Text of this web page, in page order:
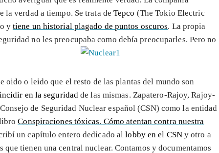
la verdad a tiempo. Se trata deTepco (The Tokio Electric
y tiene un historial plagado de puntos oscuros. La propia
no les preocupaba como debía preocuparles. Pero no
oido o leido que el resto de las plantas del mundo son
en la seguridadde las mismas. Zapatero-Rajoy, Rajoy-
de Seguridad Nuclear español (CSN) como la entidad
Conspiraciones tóxicas. Cómo atentan contra nuestra
un capítulo entero dedicado allobby en el CSN y otro a
que tienen una central nuclear. Contamos y documentamos